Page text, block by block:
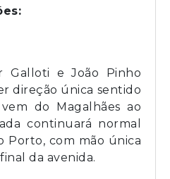
Galloti e João Pinho
direção única sentido
do Magalhães ao
continuará normal
Porto, com mão única
da avenida.